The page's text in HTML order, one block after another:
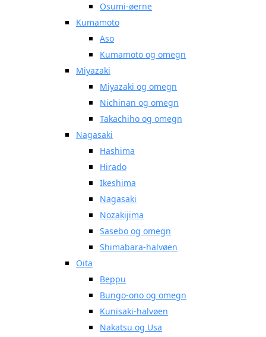
Osumi-øerne
Kumamoto
Aso
Kumamoto og omegn
Miyazaki
Miyazaki og omegn
Nichinan og omegn
Takachiho og omegn
Nagasaki
Hashima
Hirado
Ikeshima
Nagasaki
Nozakijima
Sasebo og omegn
Shimabara-halvøen
Oita
Beppu
Bungo-ono og omegn
Kunisaki-halvøen
Nakatsu og Usa